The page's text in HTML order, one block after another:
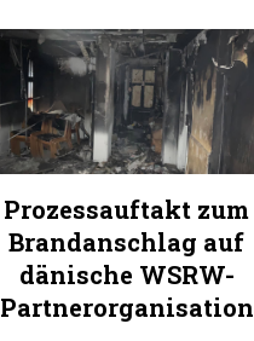
Prozessauftakt zum
Brandanschlag auf
dänische WSRW-
Partnerorganisation